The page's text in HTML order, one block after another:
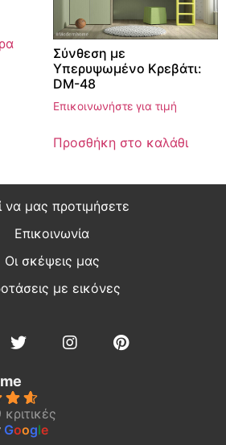
Σύνθεση με
Υπερυψωμένο Κρεβάτι:
DM-48
Επικοινωνήστε για τιμή
Προσθήκη στο καλάθι
να μας προτιμήσετε
Επικοινωνία
Οι σκέψεις μας
με εικόνες
Google